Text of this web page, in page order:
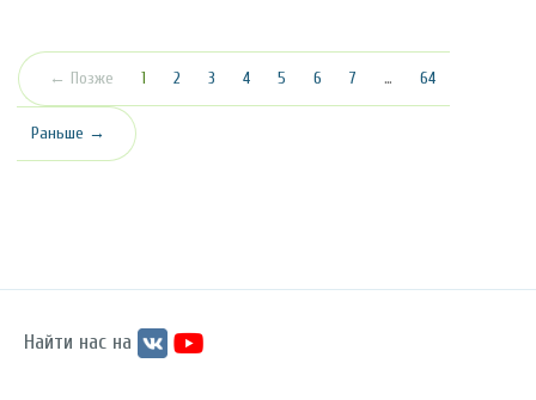
← Позже 1 (текущая)
2 3 4 5 6 7 … 64
Раньше →
Найти нас на